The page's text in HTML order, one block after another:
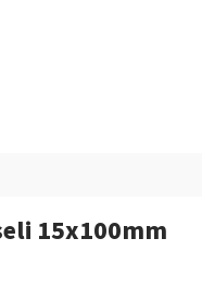
15x100mm